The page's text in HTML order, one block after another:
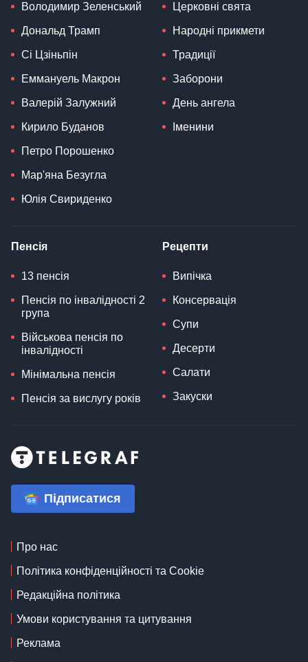
Володимир Зеленський
Дональд Трамп
Сі Цзіньпін
Еммануель Макрон
Валерій Залужний
Кирило Буданов
Петро Порошенко
Мар'яна Безугла
Юлія Свириденко
Церковні свята
Народні прикмети
Традиції
Заборони
День ангела
Іменини
Пенсія
13 пенсія
Пенсія по інвалідності 2
група
Військова пенсія по
інвалідності
Мінімальна пенсія
Пенсія за вислугу років
Рецепти
Випічка
Консервація
Супи
Десерти
Салати
Закуски
Підписатися
Про нас
Політика конфіденційності та Cookie
Редакційна політика
Умови користування та цитування
Реклама